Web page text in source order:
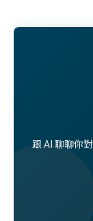
跟 AI 聊聊你